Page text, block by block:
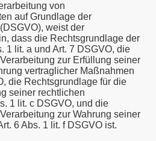
von
auf Grundlage der
weist der
dass die Rechtsgrundlage der
1 lit. a und Art. 7 DSGVO, die
zur Erfüllung seiner
vertraglicher Maßnahmen
die Rechtsgrundlage für die
seiner rechtlichen
1 lit. c DSGVO, und die
zur Wahrung seiner
6 Abs. 1 lit. f DSGVO ist.